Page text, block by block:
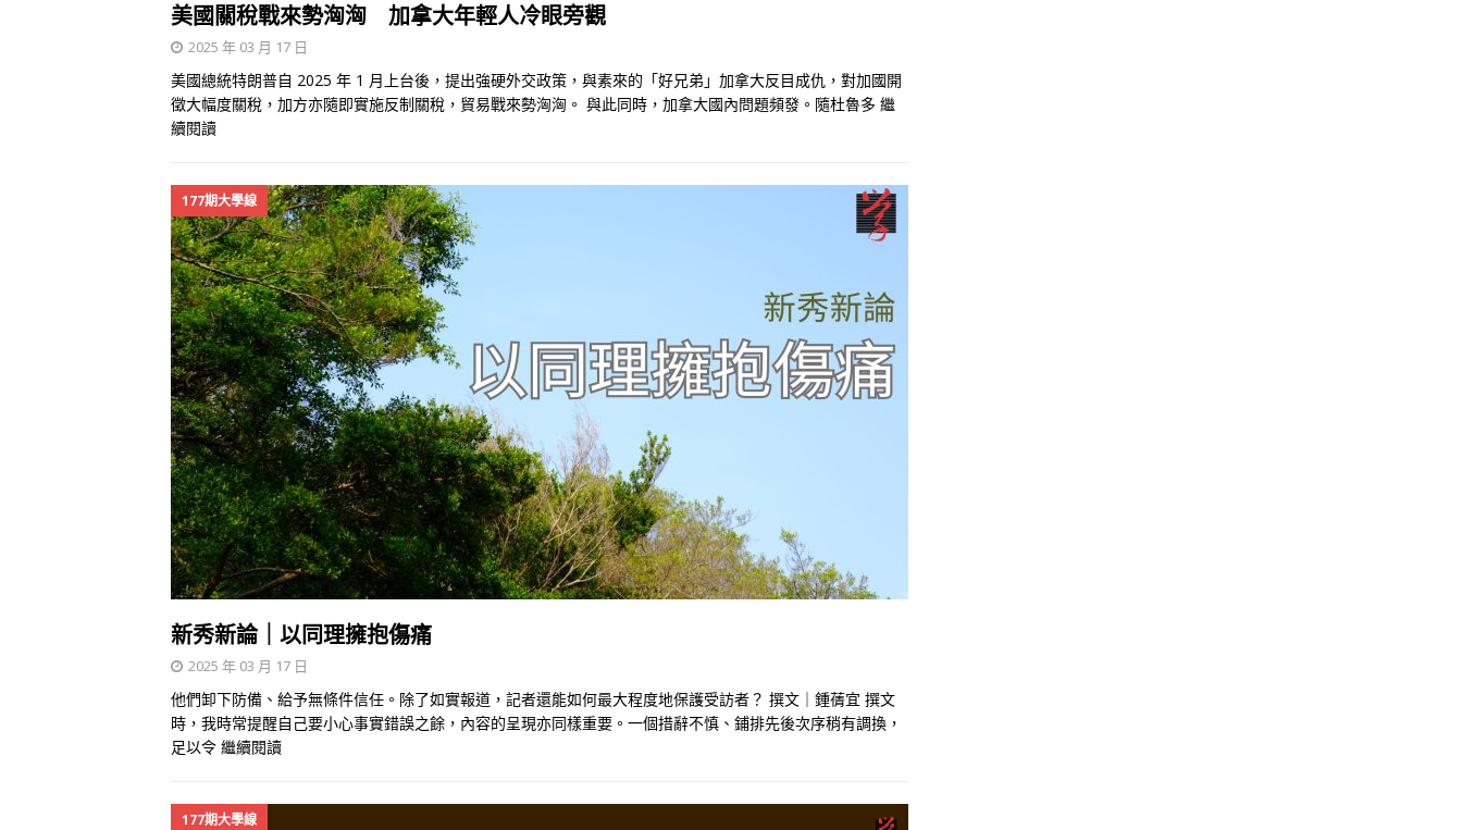
美國關稅戰來勢洶洶 加拿大年輕人冷眼旁觀
2025 年 03 月 17 日
美國總統特朗普自 2025 年 1 月上台後，提出強硬外交政策，與素來的「好兄弟」加拿大反目成仇，對加國開
徵大幅度關稅，加方亦隨即實施反制關稅，貿易戰來勢洶洶。 與此同時，加拿大國內問題頻發。隨杜魯多 繼
續閱讀
177期大學線
新秀新論｜以同理擁抱傷痛
2025 年 03 月 17 日
他們卸下防備、給予無條件信任。除了如實報道，記者還能如何最大程度地保護受訪者？ 撰文｜鍾蒨宜 撰文
時，我時常提醒自己要小心事實錯誤之餘，內容的呈現亦同樣重要。一個措辭不慎、鋪排先後次序稍有調換，
足以令 繼續閱讀
177期大學線